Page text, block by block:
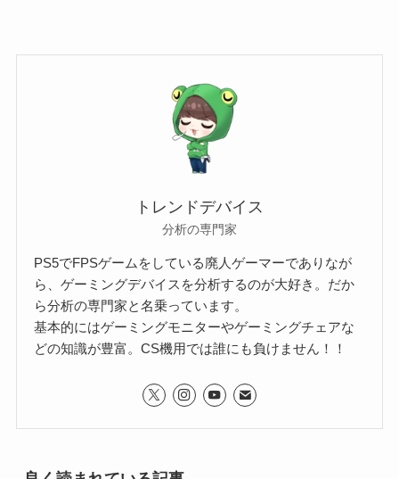
トレンドデバイス
分析の専門家
PS5でFPSゲームをしている廃人ゲーマーでありなが
ら、ゲーミングデバイスを分析するのが大好き。だか
ら分析の専門家と名乗っています。
基本的にはゲーミングモニターやゲーミングチェアな
どの知識が豊富。CS機用では誰にも負けません！！